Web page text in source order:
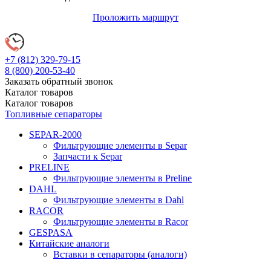
Проложить маршрут
+7 (812) 329-79-15
8 (800) 200-53-40
Заказать обратный звонок
Каталог товаров
Каталог товаров
Топливные сепараторы
SEPAR-2000
Фильтрующие элементы в Separ
Запчасти к Separ
PRELINE
Фильтрующие элементы в Preline
DAHL
Фильтрующие элементы в Dahl
RACOR
Фильтрующие элементы в Racor
GESPASA
Китайские аналоги
Вставки в сепараторы (аналоги)